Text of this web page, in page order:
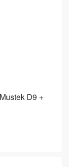
D9 +